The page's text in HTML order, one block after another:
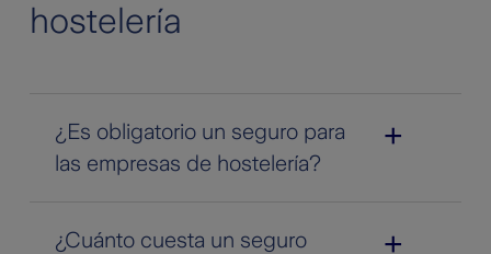
hostelería
¿Es obligatorio un seguro para
las empresas de hostelería?
¿Cuánto cuesta un seguro